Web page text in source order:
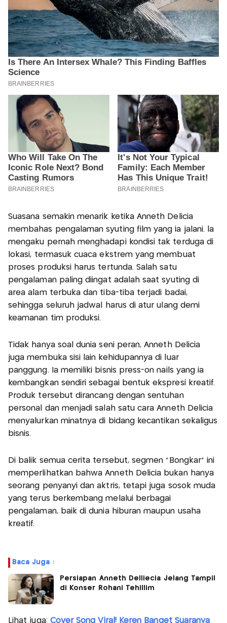
Suasana semakin menarik ketika Anneth Delicia
membahas pengalaman syuting film yang ia jalani. la
mengaku pernah menghadapi kondisi tak terduga di
lokasi, termasuk cuaca ekstrem yang membuat
proses produksi harus tertunda. Salah satu
pengalaman paling diingat adalah saat syuting di
area alam terbuka dan tiba-tiba terjadi badai,
sehingga seluruh jadwal harus di atur ulang demi
keamanan tim produksi.
Tidak hanya soal dunia seni peran, Anneth Delicia
juga membuka sisi lain kehidupannya di luar
panggung. Ia memiliki bisnis press-on nails yang ia
kembangkan sendiri sebagai bentuk ekspresi kreatif.
Produk tersebut dirancang dengan sentuhan
personal dan menjadi salah satu cara Anneth Delicia
menyalurkan minatnya di bidang kecantikan sekaligus
bisnis.
Di balik semua cerita tersebut, segmen "Bongkar" ini
memperlihatkan bahwa Anneth Delicia bukan hanya
seorang penyanyi dan aktris, tetapi juga sosok muda
yang terus berkembang melalui berbagai
pengalaman, baik di dunia hiburan maupun usaha
kreatif.
Baca Juga :
Persiapan Anneth Delliecia Jelang Tampil
di Konser Rohani Tehillim
Lihat juga: Cover Song Viral! Keren Banget Suaranya